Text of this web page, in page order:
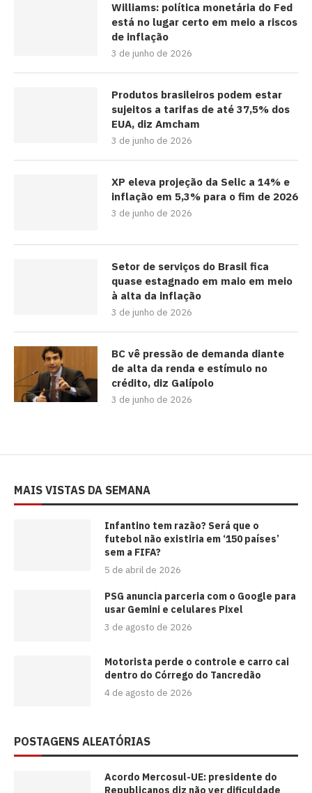
Williams: política monetária do Fed
está no lugar certo em meio a riscos
de inflação
3 de junho de 2026
Produtos brasileiros podem estar
sujeitos a tarifas de até 37,5% dos
EUA, diz Amcham
3 de junho de 2026
XP eleva projeção da Selic a 14% e
inflação em 5,3% para o fim de 2026
3 de junho de 2026
Setor de serviços do Brasil fica
quase estagnado em maio em meio
à alta da inflação
3 de junho de 2026
BC vê pressão de demanda diante
de alta da renda e estímulo no
crédito, diz Galípolo
3 de junho de 2026
MAIS VISTAS DA SEMANA
⁠Infantino tem razão? Será que o
futebol não existiria em ‘150 países’
sem a FIFA?
5 de abril de 2026
PSG anuncia parceria com o Google para
usar Gemini e celulares Pixel
3 de agosto de 2026
Motorista perde o controle e carro cai
dentro do Córrego do Tancredão
4 de agosto de 2026
POSTAGENS ALEATÓRIAS
Acordo Mercosul-UE: presidente do
Republicanos diz não ver dificuldade